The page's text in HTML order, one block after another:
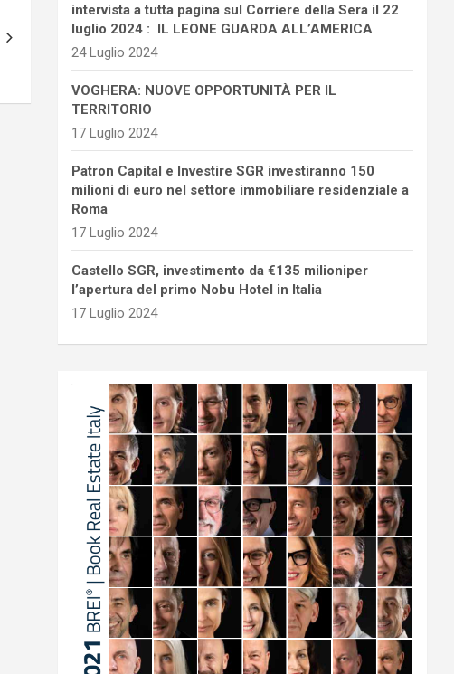
intervista a tutta pagina sul Corriere della Sera il 22
luglio 2024 : IL LEONE GUARDA ALL’AMERICA
24 Luglio 2024
VOGHERA: NUOVE OPPORTUNITÀ PER IL
TERRITORIO
17 Luglio 2024
Patron Capital e Investire SGR investiranno 150
milioni di euro nel settore immobiliare residenziale a
Roma
17 Luglio 2024
Castello SGR, investimento da €135 milioniper
l’apertura del primo Nobu Hotel in Italia
17 Luglio 2024